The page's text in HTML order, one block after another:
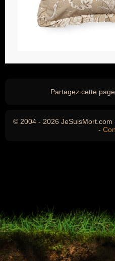
Partagez cette
© 2004 - 2026 JeSuisMort.com
-